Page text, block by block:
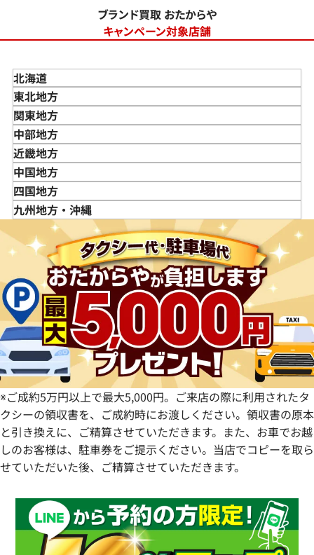
ブランド買取 おたからや
キャンペーン対象店舗
北海道
東北地方
青森県
岩手県
宮城県
秋田県
山形県
福島県
関東地方
東京都
神奈川県
埼玉県
千葉県
茨城県
栃木県
群馬県
中部地方
新潟県
富山県
石川県
山梨県
長野県
岐阜県
静岡県
愛知県
近畿地方
三重県
滋賀県
京都府
兵庫県
奈良県
和歌山県
中国地方
鳥取県
島根県
広島県
山口県
四国地方
徳島県
愛媛県
九州地方・沖縄
佐賀県
長崎県
熊本県
大分県
宮崎県
鹿児島県
※ご成約5万円以上で最大5,000円。ご来店の際に利用されたタ
クシーの領収書を、ご成約時にお渡しください。領収書の原本
と引き換えに、ご精算させていただきます。また、お車でお越
しのお客様は、駐車券をご提示ください。当店でコピーを取ら
せていただいた後、ご精算させていただきます。